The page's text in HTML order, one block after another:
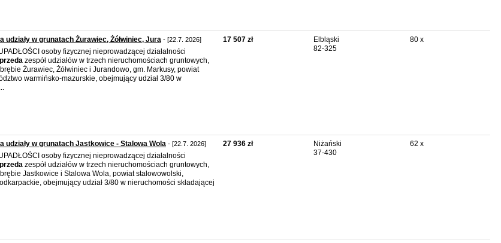
udziały w grunatach Żurawiec, Żółwiniec, Jura - [22.7. 2026]
osoby fizycznej nieprowadzącej działalności
zespół udziałów w trzech nieruchomościach gruntowych,
Żurawiec, Żółwiniec i Jurandowo, gm. Markusy, powiat
warmińsko-mazurskie, obejmujący udział 3/80 w
17 507 zł
Elbląski
82-325
80 x
udziały w grunatach Jastkowice - Stalowa Wola - [22.7. 2026]
osoby fizycznej nieprowadzącej działalności
zespół udziałów w trzech nieruchomościach gruntowych,
Jastkowice i Stalowa Wola, powiat stalowowolski,
obejmujący udział 3/80 w nieruchomości składającej
27 936 zł
Niżański
37-430
62 x